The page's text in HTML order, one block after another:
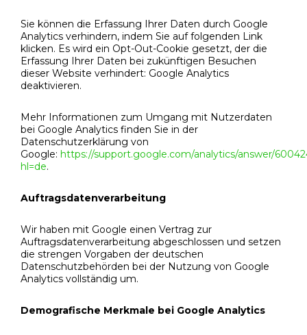
Sie können die Erfassung Ihrer Daten durch Google
Analytics verhindern, indem Sie auf folgenden Link
klicken. Es wird ein Opt-Out-Cookie gesetzt, der die
Erfassung Ihrer Daten bei zukünftigen Besuchen
dieser Website verhindert: Google Analytics
deaktivieren.
Mehr Informationen zum Umgang mit Nutzerdaten
bei Google Analytics finden Sie in der
Datenschutzerklärung von
Google: https://support.google.com/analytics/answer/
hl=de.
Auftragsdatenverarbeitung
Wir haben mit Google einen Vertrag zur
Auftragsdatenverarbeitung abgeschlossen und setzen
die strengen Vorgaben der deutschen
Datenschutzbehörden bei der Nutzung von Google
Analytics vollständig um.
Demografische Merkmale bei Google Analytics